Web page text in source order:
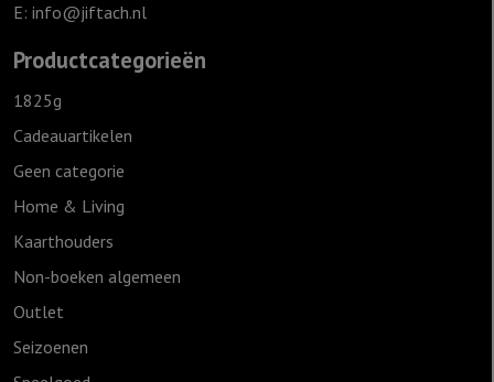
E: info@jiftach.nl
Productcategorieën
1825g
Cadeauartikelen
Geen categorie
Home & Living
Kaarthouders
Non-boeken algemeen
Outlet
Seizoenen